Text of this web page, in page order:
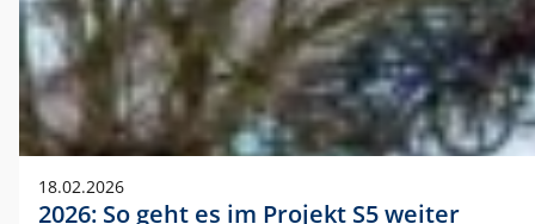
18.02.2026
2026: So geht es im Projekt S5 weiter